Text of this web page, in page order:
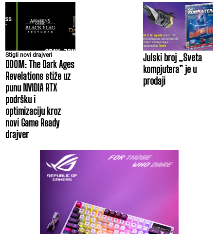
Stigli novi drajveri
DOOM: The Dark Ages
Revelations stiže uz
punu NVIDIA RTX
podršku i
optimizaciju kroz
novi Game Ready
drajver
Julski broj „Sveta
kompjutera” je u
prodaji